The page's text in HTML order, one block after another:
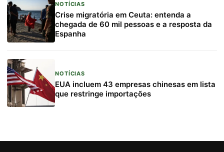
NOTÍCIAS
Crise migratória em Ceuta: entenda a
chegada de 60 mil pessoas e a resposta da
Espanha
NOTÍCIAS
EUA incluem 43 empresas chinesas em lista
que restringe importações